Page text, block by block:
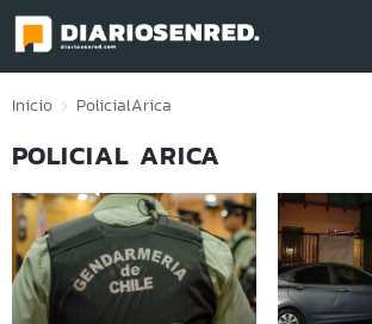
Click acá para ir directamente al contenido
Inicio PolicialArica
POLICIAL ARICA